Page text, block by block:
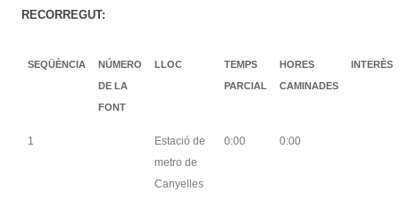
RECORREGUT:
SEQÜÈNCIA
NÚMERO
DE LA
FONT
LLOC
TEMPS
PARCIAL
HORES
CAMINADES
INTERÈS
1
Estació de
metro de
Canyelles
0:00 0:00